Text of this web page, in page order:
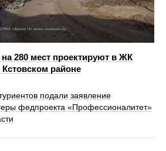
280 мест проектируют в ЖК
районе
подали заявление
федпроекта «Профессионалитет»